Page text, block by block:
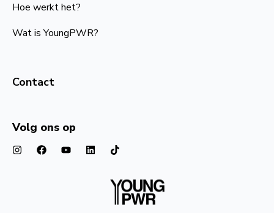
Hoe werkt het?
Wat is YoungPWR?
Contact
Volg ons op